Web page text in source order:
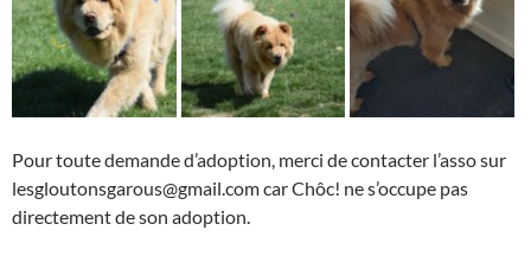
Pour toute demande d’adoption, merci de contacter l’asso sur
lesgloutonsgarous@gmail.com car Chôc! ne s’occupe pas
directement de son adoption.